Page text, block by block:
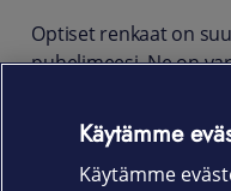
Optiset renkaat on
puhelimeesi. Ne on
tekee asennuksesta
useimmat ihmiset
yrittämällä.
Käytämme
Käytämme